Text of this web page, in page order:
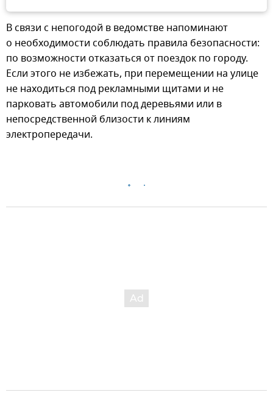
В связи с непогодой в ведомстве напоминают
о необходимости соблюдать правила безопасности:
по возможности отказаться от поездок по городу.
Если этого не избежать, при перемещении на улице
не находиться под рекламными щитами и не
парковать автомобили под деревьями или в
непосредственной близости к линиям
электропередачи.